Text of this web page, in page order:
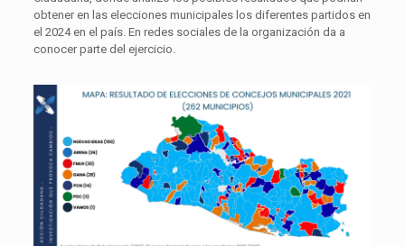
obtener en las elecciones municipales los diferentes partidos en
el 2024 en el país. En redes sociales de la organización da a
conocer parte del ejercicio.